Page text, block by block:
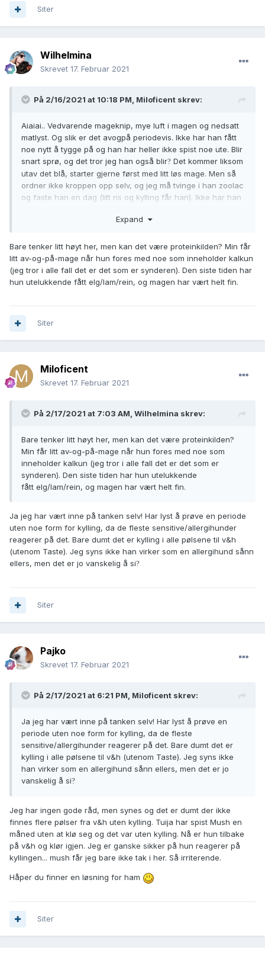
Siter
Wilhelmina
Skrevet 17. Februar 2021
På 2/16/2021 at 10:18 PM, Miloficent skrev:
Aiaiai.. Vedvarende mageknip, mye luft i magen og nedsatt
matlyst. Og slik er det avogpå periodevis. Ikke har han fått
noe nytt å tygge på og han har heller ikke spist noe ute. Blir
snart sprø, og det tror jeg han også blir? Det kommer liksom
utav det blå, starter gjerne først med litt løs mage. Men så
ordner ikke kroppen opp selv, og jeg må tvinge i han zoolac
og faste han en dag (litt ris og kylling får han). Ikke har han
Expand
Bare tenker litt høyt her, men kan det være proteinkilden? Min får
litt av-og-på-mage når hun fores med noe som inneholder kalkun
(jeg tror i alle fall det er det som er synderen). Den siste tiden har
hun utelukkende fått elg/lam/rein, og magen har vært helt fin.
Siter
Miloficent
Skrevet 17. Februar 2021
På 2/17/2021 at 7:03 AM, Wilhelmina skrev:
Bare tenker litt høyt her, men kan det være proteinkilden?
Min får litt av-og-på-mage når hun fores med noe som
inneholder kalkun (jeg tror i alle fall det er det som er
synderen). Den siste tiden har hun utelukkende
fått elg/lam/rein, og magen har vært helt fin.
Ja jeg har vært inne på tanken selv! Har lyst å prøve en periode
uten noe form for kylling, da de fleste sensitive/allergihunder
reagerer på det. Bare dumt det er kylling i alle pølsene til v&h
(utenom Taste). Jeg syns ikke han virker som en allergihund sånn
ellers, men det er jo vanskelig å si?
Siter
Pajko
Skrevet 17. Februar 2021
På 2/17/2021 at 6:21 PM, Miloficent skrev:
Ja jeg har vært inne på tanken selv! Har lyst å prøve en
periode uten noe form for kylling, da de fleste
sensitive/allergihunder reagerer på det. Bare dumt det er
kylling i alle pølsene til v&h (utenom Taste). Jeg syns ikke
han virker som en allergihund sånn ellers, men det er jo
vanskelig å si?
Jeg har ingen gode råd, men synes og det er dumt der ikke
finnes flere pølser fra v&h uten kylling. Tuija har spist Mush en
måned uten at klø seg og det var uten kylling. Nå er hun tilbake
på v&h og klør igjen. Jeg er ganske sikker på hun reagerer på
kyllingen... mush får jeg bare ikke tak i her. Så irriterende.
Håper du finner en løsning for ham
Siter